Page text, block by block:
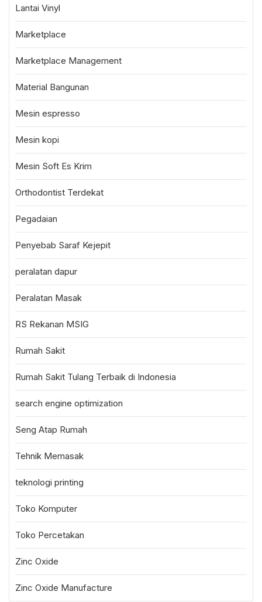
Lantai Vinyl
Marketplace
Marketplace Management
Material Bangunan
Mesin espresso
Mesin kopi
Mesin Soft Es Krim
Orthodontist Terdekat
Pegadaian
Penyebab Saraf Kejepit
peralatan dapur
Peralatan Masak
RS Rekanan MSIG
Rumah Sakit
Rumah Sakit Tulang Terbaik di Indonesia
search engine optimization
Seng Atap Rumah
Tehnik Memasak
teknologi printing
Toko Komputer
Toko Percetakan
Zinc Oxide
Zinc Oxide Manufacture